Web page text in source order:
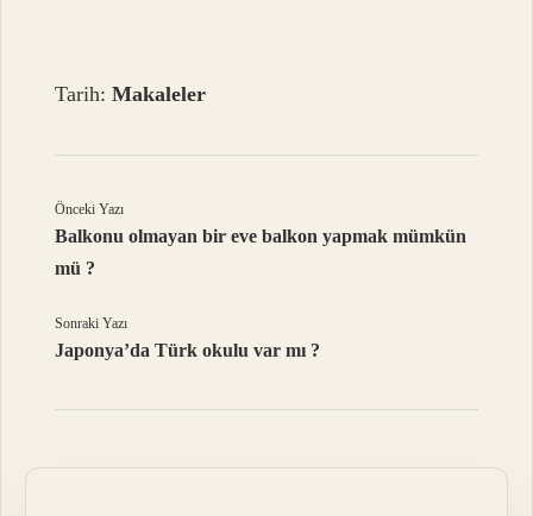
Tarih:Makaleler
Önceki Yazı
Balkonu olmayan bir eve balkon yapmak mümkün
mü ?
Sonraki Yazı
Japonya’da Türk okulu var mı ?